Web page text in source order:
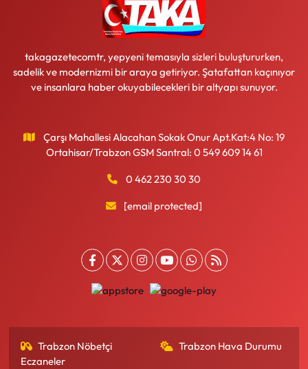
takagazetecomtr, yepyeni temasıyla sizleri buluştururken,
sadelik ve modernizmi bir araya getiriyor. Şatafattan kaçınıyor
ve insanlara haber okuyabilecekleri bir altyapı sunuyor.
Çarşı Mahallesi Alacahan Sokak Onur Apt.Kat:4 No: 19
Ortahisar/Trabzon GSM Santral: 0 549 609 14 61
0 462 230 30 30
[email protected]
Trabzon Nöbetçi
Eczaneler
Trabzon Hava Durumu